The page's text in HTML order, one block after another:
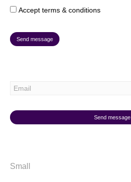
Accept terms & conditions
Send message
Send message
Small